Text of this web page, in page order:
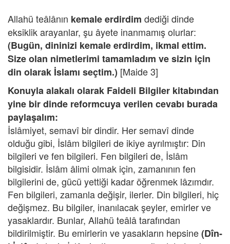
Allahü teâlânın kemale erdirdim dediği dinde
eksiklik arayanlar, şu âyete inanmamış olurlar:
(Bugün, dininizi kemale erdirdim, ikmal ettim.
Size olan nimetlerimi tamamladım ve sizin için
din olarak İslamı seçtim.) [Maide 3]
Konuyla alakalı olarak Faideli Bilgiler kitabından
yine bir dinde reformcuya verilen cevabı burada
paylaşalım:
İslâmiyet, semavî bir dindir. Her semavî dinde
olduğu gibi, İslâm bilgileri de ikiye ayrılmıştır: Din
bilgileri ve fen bilgileri. Fen bilgileri de, İslâm
bilgisidir. İslâm âlimi olmak için, zamanının fen
bilgilerini de, gücü yettiği kadar öğrenmek lâzımdır.
Fen bilgileri, zamanla değişir, ilerler. Din bilgileri, hiç
değişmez. Bu bilgiler, inanılacak şeyler, emirler ve
yasaklardır. Bunlar, Allahü teâlâ tarafından
bildirilmiştir. Bu emirlerin ve yasakların hepsine(Dîn-